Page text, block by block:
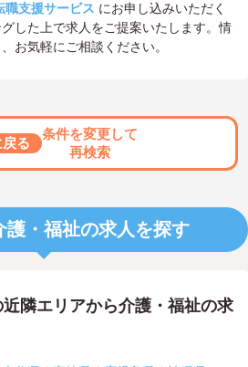
職支援サービス にお申し込みいただく
した上で求人をご提案いたします。情
お気軽にご相談ください。
る
条件を変更して
再検索
護・福祉の求人を探す
隣エリアから介護・福祉の求